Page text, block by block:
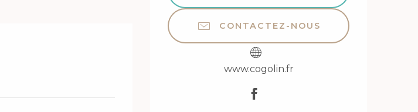
CONTACTEZ-NOUS
www.cogolin.fr